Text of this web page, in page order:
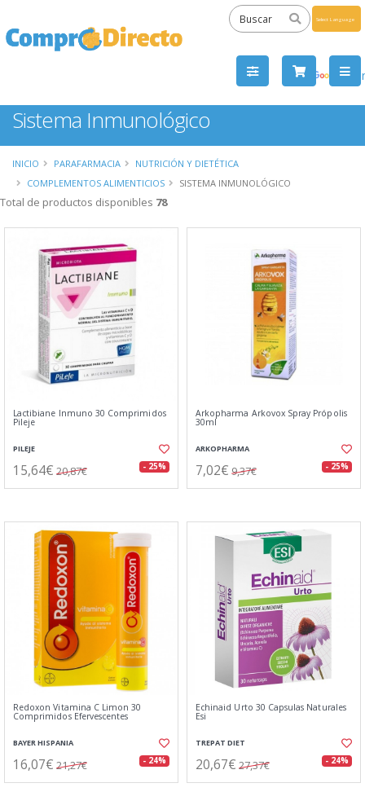
by
Sistema Inmunológico
INICIO PARAFARMACIA
NUTRICIÓN Y DIETÉTICA
COMPLEMENTOS ALIMENTICIOS
SISTEMA INMUNOLÓGICO
Total de productos disponibles 78
Lactibiane Inmuno 30 Comprimidos
Pileje
PILEJE
15,64€ 20,87€ - 25%
Arkopharma Arkovox Spray Própolis
30ml
ARKOPHARMA
7,02€ 9,37€ - 25%
Redoxon Vitamina C Limon 30
Comprimidos Efervescentes
BAYER HISPANIA
16,07€ 21,27€ - 24%
Echinaid Urto 30 Capsulas Naturales
Esi
TREPAT DIET
20,67€ 27,37€ - 24%